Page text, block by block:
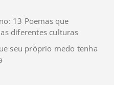
13 Poemas que
diferentes culturas
seu próprio medo tenha